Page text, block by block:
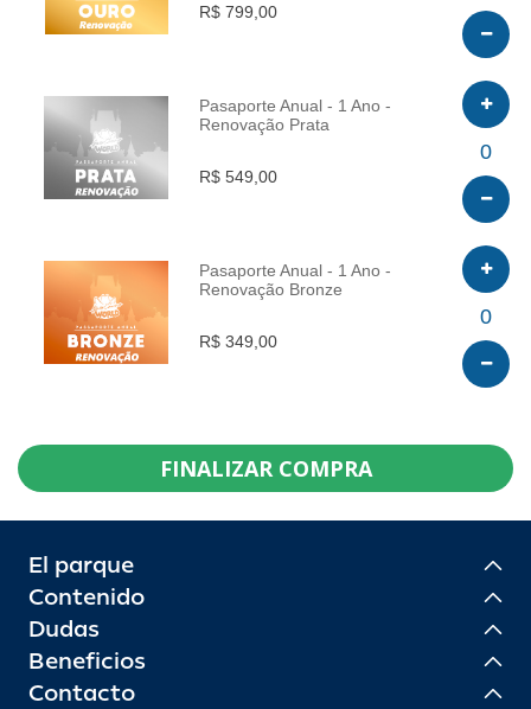
R$ 799,00
INFO
Pasaporte Anual - 1 Ano -
Renovação Prata
R$ 549,00
0
INFO
Pasaporte Anual - 1 Ano -
Renovação Bronze
R$ 349,00
0
FINALIZAR COMPRA
El parque
Contenido
Dudas
Beneficios
Contacto